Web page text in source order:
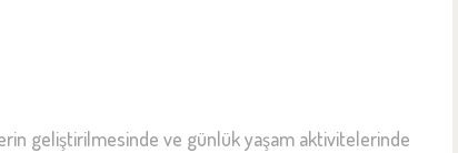
geliştirilmesinde ve günlük yaşam aktivitelerinde